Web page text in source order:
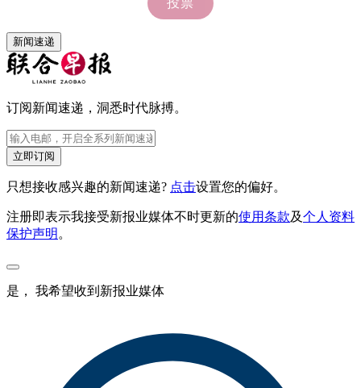
新闻速递
订阅新闻速递，洞悉时代脉搏。
立即订阅
只想接收感兴趣的新闻速递? 点击设置您的偏好。
注册即表示我接受新报业媒体不时更新的使用条款及个人资料
保护声明 。
是， 我希望收到新报业媒体